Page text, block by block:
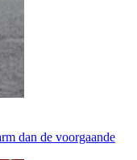
dan de voorgaande